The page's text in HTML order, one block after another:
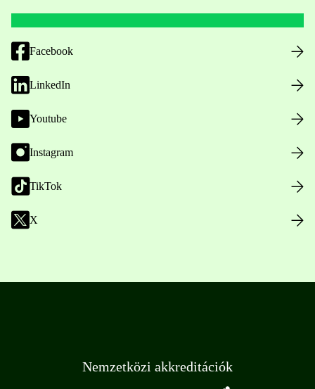
Facebook
LinkedIn
Youtube
Instagram
TikTok
X
Nemzetközi akkreditációk